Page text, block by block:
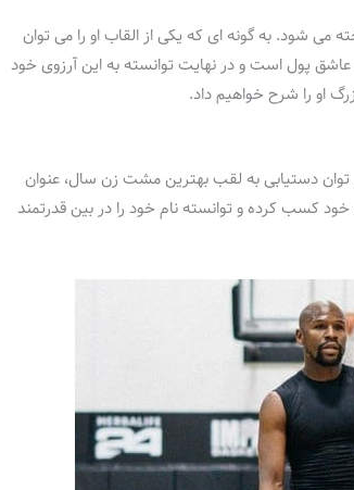
می شود. به گونه ای که یکی از القاب او را می توان
پول است و در نهایت توانسته به این آرزوی خود
او را شرح خواهیم داد.
توان دستیابی به لقب بهترین مشت زن سال، عنوان
کسب کرده و توانسته نام خود را در بین قدرتمند